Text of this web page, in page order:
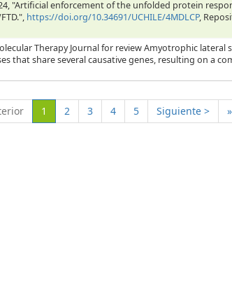
"Artificial enforcement of the unfolded protein
https://doi.org/10.34691/UCHILE/4MDLCP,
Therapy Journal for review Amyotrophic lateral
that share several causative genes, resulting on a
1 (Actual)
2 3 4 5 Siguiente > »